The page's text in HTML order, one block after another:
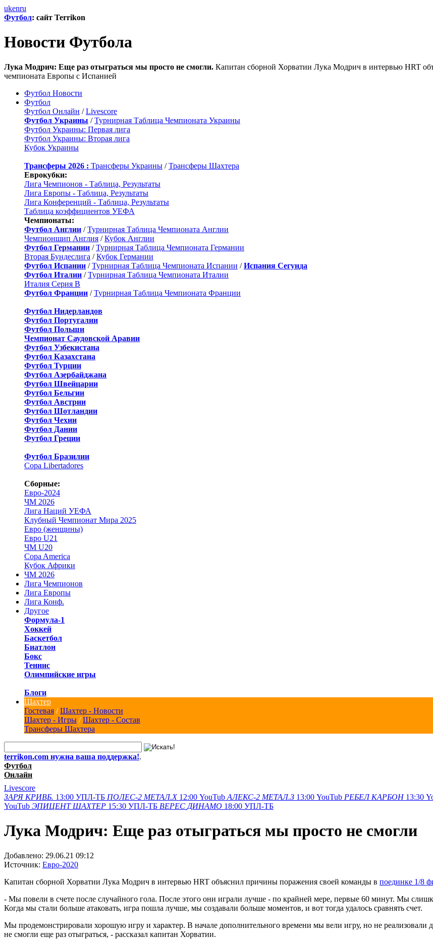
ukenru
Футбол: сайт Terrikon
Новости Футбола
Лука Модрич: Еще раз отыграться мы просто не смогли. Капитан сборной Хорватии Лука Модрич в интервью HRT
чемпионата Европы с Испанией
Футбол Новости
Футбол
Футбол Онлайн /Livescore
Футбол Украины /Турнирная Таблица Чемпионата Украины
Футбол Украины: Первая лига
Футбол Украины: Вторая лига
Кубок Украины
Трансферы 2026 : Трансферы Украины /Трансферы Шахтера
Еврокубки:
Лига Чемпионов - Таблица, Результаты
Лига Европы - Таблица, Результаты
Лига Конференций - Таблица, Результаты
Таблица коэффициентов УЕФА
Чемпионаты:
Футбол Англии /Турнирная Таблица Чемпионата Англии
Чемпионшип Англия /Кубок Англии
Футбол Германии /Турнирная Таблица Чемпионата Германии
Вторая Бундеслига /Кубок Германии
Футбол Испании /Турнирная Таблица Чемпионата Испании /Испания Сегунда
Футбол Италии /Турнирная Таблица Чемпионата Италии
Италия Серия B
Футбол Франции /Турнирная Таблица Чемпионата Франции
Футбол Нидерландов
Футбол Португалии
Футбол Польши
Чемпионат Саудовской Аравии
Футбол Узбекистана
Футбол Казахстана
Футбол Турции
Футбол Азербайджана
Футбол Швейцарии
Футбол Бельгии
Футбол Австрии
Футбол Шотландии
Футбол Чехии
Футбол Дании
Футбол Греции
Футбол Бразилии
Copa Libertadores
Сборные:
Евро-2024
ЧМ 2026
Лига Наций УЕФА
Клубный Чемпионат Мира 2025
Евро (женщины)
Евро U21
ЧМ U20
Copa America
Кубок Африки
ЧМ 2026
Лига Чемпионов
Лига Европы
Лига Конф.
Другое
Формула-1
Хоккей
Баскетбол
Биатлон
Бокс
Теннис
Олимпийские игры
Блоги
Шахтер
Гостевая /Шахтер - Новости
Шахтер - Игры /Шахтер - Состав
Трансферы Шахтера
terrikon.com нужна ваша поддержка!.
Футбол
Онлайн
Livescore
ЗАРЯ КРИВБ. 13:00 УПЛ-ТБ ПОЛЕС-2 МЕТАЛ.Х 12:00 YouTub АЛЕКС-2 МЕТАЛ.З 13:00 YouTub РЕБЕЛ КАРБОН 13:30
YouTub ЭПИЦЕНТ ШАХТЕР 15:30 УПЛ-ТБ ВЕРЕС ДИНАМО 18:00 УПЛ-ТБ
Лука Модрич: Еще раз отыграться мы просто не смогли
Добавлено: 29.06.21 09:12
Источник: Евро-2020
Капитан сборной Хорватии Лука Модрич в интервью HRT объяснил причины поражения своей команды в поединке 1/8
- Мы повели в счете после случайного гола. После этого они играли лучше - по крайней мере, первые 60 минут. Мы
Когда мы стали больше атаковать, игра пошла лучше, мы создавали больше моментов, и вот тогда удалось сравнять счет.
Мы продемонстрировали хорошую игру и характер. В начале дополнительного времени мы вели игру, но не реализовали
не смогли еще раз отыграться, - рассказал капитан Хорватии.